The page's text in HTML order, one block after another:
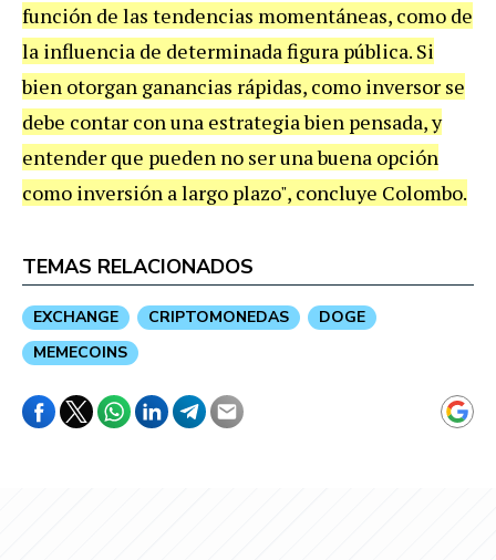
función de las tendencias momentáneas, como de
la influencia de determinada figura pública. Si
bien otorgan ganancias rápidas, como inversor se
debe contar con una estrategia bien pensada, y
entender que pueden no ser una buena opción
como inversión a largo plazo", concluye Colombo.
TEMAS RELACIONADOS
EXCHANGE CRIPTOMONEDAS
DOGE
MEMECOINS